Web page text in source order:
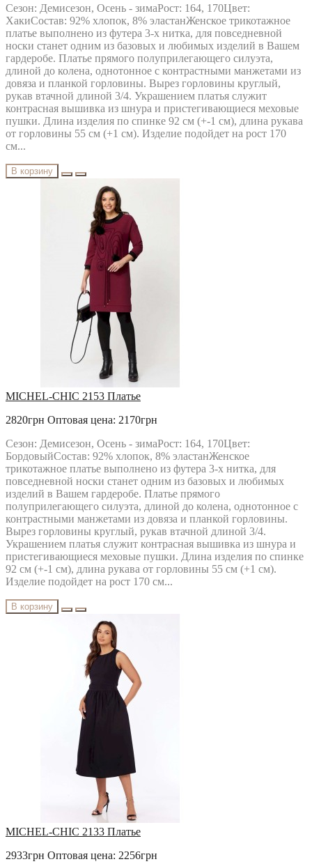
Сезон: Демисезон, Осень - зимаРост: 164, 170Цвет:
ХакиСостав: 92% хлопок, 8% эластанЖенское трикотажное
платье выполнено из футера 3-х нитка, для повседневной
носки станет одним из базовых и любимых изделий в Вашем
гардеробе. Платье прямого полуприлегающего силуэта,
длиной до колена, однотонное с контрастными манжетами из
довяза и планкой горловины. Вырез горловины круглый,
рукав втачной длиной 3/4. Украшением платья служит
контрасная вышивка из шнура и пристегивающиеся меховые
пушки. Длина изделия по спинке 92 см (+-1 см), длина рукава
от горловины 55 см (+1 см). Изделие подойдет на рост 170
см...
В корзину
MICHEL-CHIC 2153 Платье
2820грн Оптовая цена: 2170грн
Сезон: Демисезон, Осень - зимаРост: 164, 170Цвет:
БордовыйСостав: 92% хлопок, 8% эластанЖенское
трикотажное платье выполнено из футера 3-х нитка, для
повседневной носки станет одним из базовых и любимых
изделий в Вашем гардеробе. Платье прямого
полуприлегающего силуэта, длиной до колена, однотонное с
контрастными манжетами из довяза и планкой горловины.
Вырез горловины круглый, рукав втачной длиной 3/4.
Украшением платья служит контрасная вышивка из шнура и
пристегивающиеся меховые пушки. Длина изделия по спинке
92 см (+-1 см), длина рукава от горловины 55 см (+1 см).
Изделие подойдет на рост 170 см...
В корзину
MICHEL-CHIC 2133 Платье
2933грн Оптовая цена: 2256грн